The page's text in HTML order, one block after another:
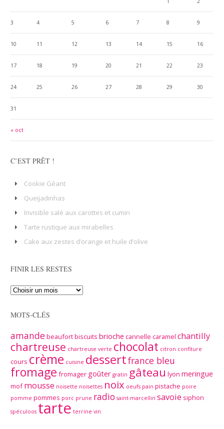
« oct
3 4 5 6 7 8 9
10 11 12 13 14 15 16
17 18 19 20 21 22 23
24 25 26 27 28 29 30
31
C’EST PRÊT !
Cookie Géant
Queijadinhas
Invisible salé aux carottes et cumin
Tarte rustique aux mirabelles
Cake aux zestes d’orange et huile d’olive
FINIR LES RESTES
MOTS-CLÉS
amandebeaufortbiscuits brioche cannelle caramel chantilly
chartreuse chartreuse verte chocolat citron confiture
cours crème cuisine dessertfrance bleu
fromage fromager goûter gratin gâteau lyon meringue
mof mousse noisette noisettes noix oeufs pain pistache poire
pomme pommes porc prune radio saint-marcellin savoie siphon
spéculoos tarte terrine vin